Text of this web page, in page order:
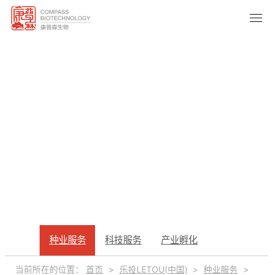
种业服务
SEED INDUSTRY
种业服务 科技服务 产业孵化
当前所在的位置： 首页 > 乐投LETOU(中国) > 种业服务
>